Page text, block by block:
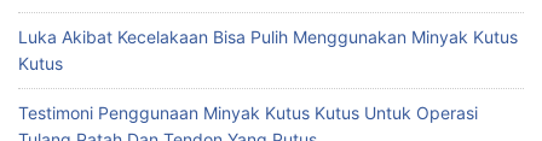
Luka Akibat Kecelakaan Bisa Pulih Menggunakan Minyak Kutus
Kutus
Testimoni Penggunaan Minyak Kutus Kutus Untuk Operasi